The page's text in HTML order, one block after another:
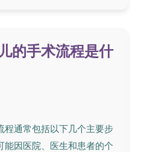
的手术流程是什
程通常包括以下几个主要步
能因医院、医生和患者的个